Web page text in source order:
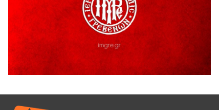
5 Αυγούστου 2026
Ο ΑΝΔΡΕΑΣ ΑΣΛΑΝΙΔΗΣ ΣΥΝΕΧΙΖΕΙ ΣΤΟΝ ΠΡΩΤΕΑ
ΓΡΕΒΕΝΩΝ
5 Αυγούστου 2026
Ευχαριστήριο Εκπολιτιστικού Συλλόγου Ταξιάρχη προς κ.
Παρασχάκη Αθανάσιο